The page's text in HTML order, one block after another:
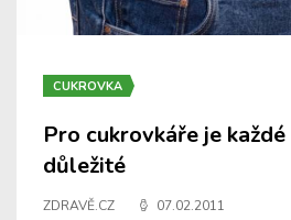
CUKROVKA
Pro cukrovkáře je
důležité
ZDRAVĚ.CZ 07.02.2011